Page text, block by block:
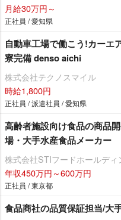
月給30万円～
正社員 / 愛知県
自動車工場で働こう!カーエ
寮完備 denso aichi
株式会社テクノスマイル
時給1,800円
正社員 / 派遣社員 / 愛知県
高齢者施設向け食品の商品
場・大手水産食品メーカー
株式会社STIフードホールディ
年収450万円～600万円
正社員 / 東京都
食品商社の品質保証担当/大